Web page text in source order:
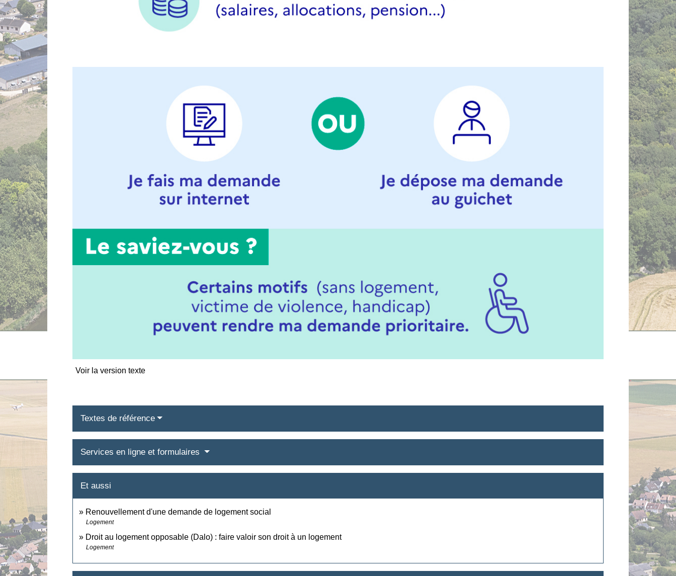
Voir la version texte
Textes de référence
Services en ligne et formulaires
Et aussi
Renouvellement d'une demande de logement social
Logement
Droit au logement opposable (Dalo) : faire valoir son droit à un logement
Logement